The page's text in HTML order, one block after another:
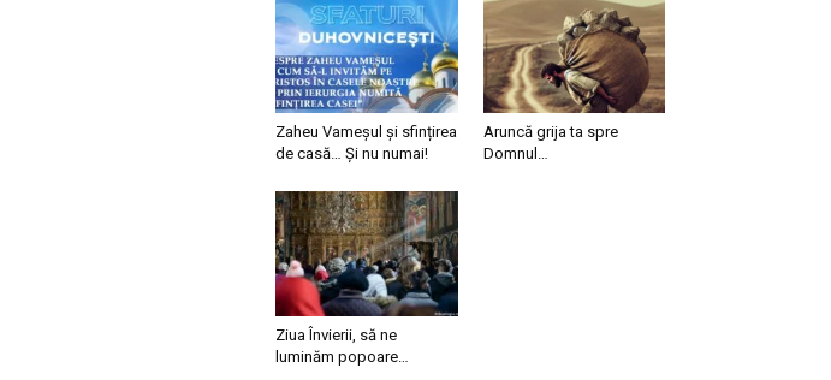
Zaheu Vameșul și sfințirea
de casă… Și nu numai!
Aruncă grija ta spre
Domnul…
Ziua Învierii, să ne
luminăm popoare…